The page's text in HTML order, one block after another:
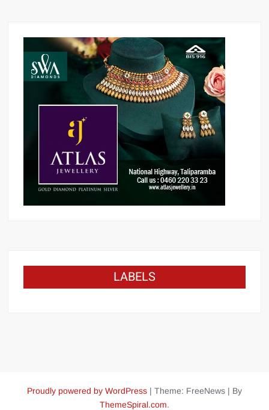
LABELS
Proudly powered by WordPress | Theme: FreeNews | By
ThemeSpiral.com.